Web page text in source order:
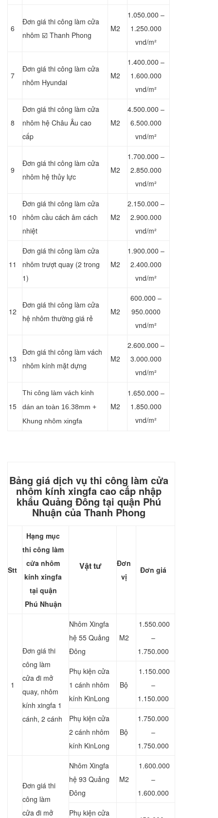
6
Đơn giá thi công làm cửa
nhôm ☑️ Thanh Phong
M2
1.050.000 –
1.250.000
vnd/m²
7
Đơn giá thi công làm cửa
nhôm Hyundai
M2
1.400.000 –
1.600.000
vnd/m²
8
Đơn giá thi công làm cửa
nhôm hệ Châu Âu cao
cấp
M2
4.500.000 –
6.500.000
vnd/m²
9
Đơn giá thi công làm cửa
nhôm hệ thủy lực
M2
1.700.000 –
2.850.000
vnd/m²
10
Đơn giá thi công làm cửa
nhôm cầu cách âm cách
nhiệt
M2
2.150.000 –
2.900.000
vnd/m²
11
Đơn giá thi công làm cửa
nhôm trượt quay (2 trong
1)
M2
1.900.000 –
2.400.000
vnd/m²
12
Đơn giá thi công làm cửa
hệ nhôm thường giá rẻ
M2
600.000 –
950.0000
vnd/m²
13
Đơn giá thi công làm vách
nhôm kính mặt dựng
M2
2.600.000 –
3.000.000
vnd/m²
15
Thi công làm vách kính
dán an toàn 16.38mm +
Khung nhôm xingfa
M2
1.650.000 –
1.850.000
vnd/m²
Bảng giá dịch vụ thi công làm cửa
nhôm kính xingfa cao cấp nhập
khẩu Quảng Đông tại quận Phú
Nhuận của Thanh Phong
Stt
Hạng mục
thi công làm
cửa nhôm
kính xingfa
tại quận
Phú Nhuận
Vật tư
Đơn
vị
Đơn giá
1
Đơn giá thi
công làm
cửa đi mở
quay, nhôm
kính xingfa 1
cánh, 2 cánh
Nhôm Xingfa
hệ 55 Quảng
Đông
M2
1.550.000
–
1.750.000
Phụ kiện cửa
1 cánh nhôm
kính KinLong
Bộ
1.150.000
–
1.150.000
Phụ kiện cửa
2 cánh nhôm
kính KinLong
Bộ
1.750.000
–
1.750.000
Đơn giá thi
công làm
cửa đi mở
Nhôm Xingfa
hệ 93 Quảng
Đông
M2
1.600.000
–
1.600.000
Phụ kiện cửa